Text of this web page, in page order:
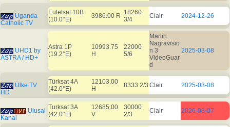
Uganda
Catholic TV
Eutelsat 10B
(10.0°E)
3986.00 R 18260
3/4
Clair 2024-12-26
UHD1 by
ASTRA / HD+
Astra 1P
(19.2°E)
10993.75
H
22000
5/6
Marlin
Nagravisio
n 3
VideoGuar
d
2025-03-08
Ülke TV
HD
Türksat 4A
(42.0°E)
12103.00
H
8333 2/3 Clair 2025-03-08
Ulusal
Kanal
Turksat 3A
(42.0°E)
12685.00
V
30000
2/3
Clair 2026-08-07